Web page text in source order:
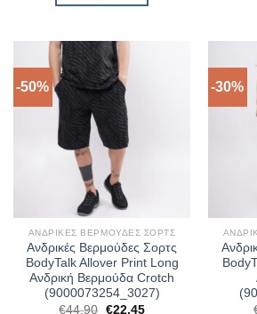
-50%
ΑΝΔΡΙΚΈΣ ΒΕΡΜΟΎΔΕΣ ΣΟΡΤΣ
Ανδρικές Βερμούδες Σορτς
BodyTalk Allover Print Long
Ανδρική Βερμούδα Crotch
(9000073254_3027)
€44,90 Original
€22,45Η
-30%